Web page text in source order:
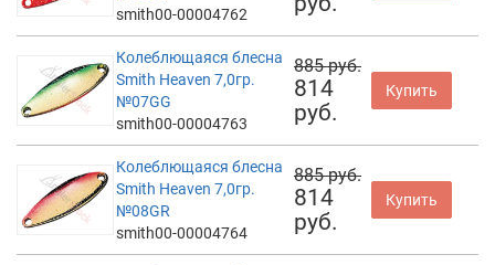
smith00-00004762
Колеблющаяся блесна
Smith Heaven 7,0гр.
№07GG
smith00-00004763
885 руб.
814
руб.
Купить
Колеблющаяся блесна
Smith Heaven 7,0гр.
№08GR
smith00-00004764
885 руб.
814
руб.
Купить